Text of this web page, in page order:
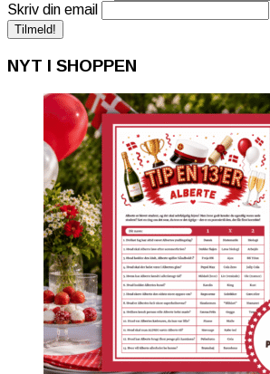
Skriv din email
NYT I SHOPPEN